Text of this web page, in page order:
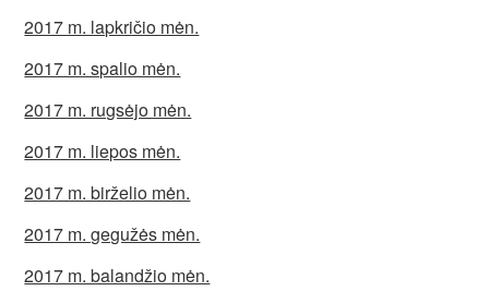
2017 m. lapkričio mėn.
2017 m. spalio mėn.
2017 m. rugsėjo mėn.
2017 m. liepos mėn.
2017 m. birželio mėn.
2017 m. gegužės mėn.
2017 m. balandžio mėn.